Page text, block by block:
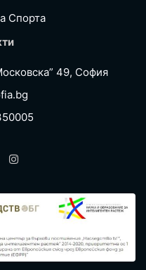
Спортa
49, София